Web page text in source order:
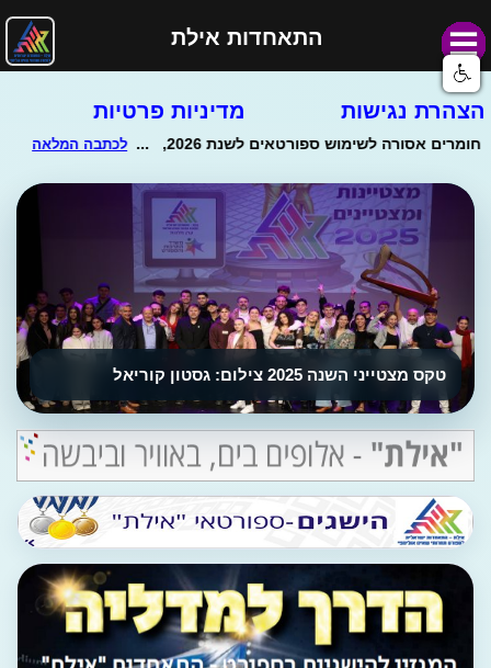
התאחדות אילת
הצהרת נגישות מדיניות פרטיות
טקס מצטייני השנה 2025 צילום: גסטון קוריאל